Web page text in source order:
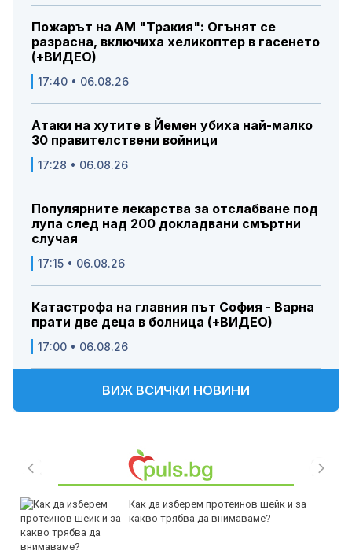
Пожарът на АМ "Тракия": Огънят се
разрасна, включиха хеликоптер в гасенето
(+ВИДЕО)
17:40 • 06.08.26
Атаки на хутите в Йемен убиха най-малко
30 правителствени войници
17:28 • 06.08.26
Популярните лекарства за отслабване под
лупа след над 200 докладвани смъртни
случая
17:15 • 06.08.26
Катастрофа на главния път София - Варна
прати две деца в болница (+ВИДЕО)
17:00 • 06.08.26
ВИЖ ВСИЧКИ НОВИНИ
Как да изберем протеинов шейк и за
какво трябва да внимаваме?